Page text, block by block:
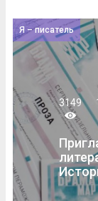
Я – писатель
3149